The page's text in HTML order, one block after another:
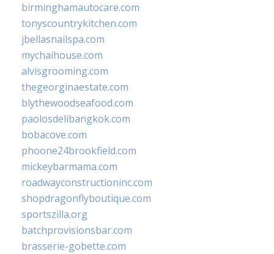
birminghamautocare.com
tonyscountrykitchen.com
jbellasnailspa.com
mychaihouse.com
alvisgrooming.com
thegeorginaestate.com
blythewoodseafood.com
paolosdelibangkok.com
bobacove.com
phoone24brookfield.com
mickeybarmama.com
roadwayconstructioninc.com
shopdragonflyboutique.com
sportszilla.org
batchprovisionsbar.com
brasserie-gobette.com